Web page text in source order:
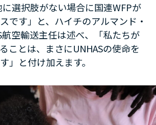
に選択肢がない場合に国連WFPが
です」と、ハイチのアルマンド・
航空輸送主任は述べ、「私たちが
ことは、まさにUNHASの使命を
」と付け加えます。